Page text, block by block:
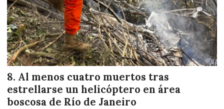
Al menos cuatro muertos tras
estrellarse un helicóptero en área
boscosa de Río de Janeiro